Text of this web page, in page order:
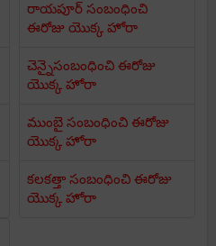
రాయపూర్ సంబంధించి
ఈరోజు యొక్క హోరా
చెన్నైసంబంధించి ఈరోజు
యొక్క హోరా
ముంబై సంబంధించి ఈరోజు
యొక్క హోరా
కలకత్తా సంబంధించి ఈరోజు
యొక్క హోరా